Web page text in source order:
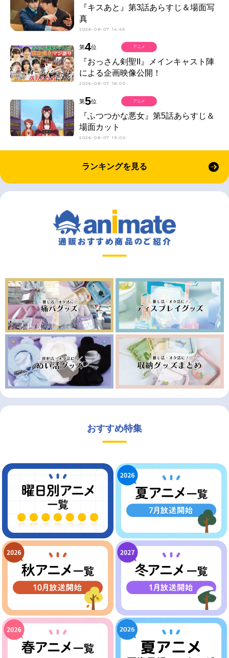
『キスあと』第3話あらすじ＆場面写
真
2026-08-07 14:45
第4位
『おっさん剣聖II』メインキャスト陣
による企画映像公開！
2026-08-07 18:00
アニメ
第5位
『ふつつかな悪女』第5話あらすじ＆
場面カット
2026-08-07 19:00
アニメ
ランキングを見る
おすすめ特集